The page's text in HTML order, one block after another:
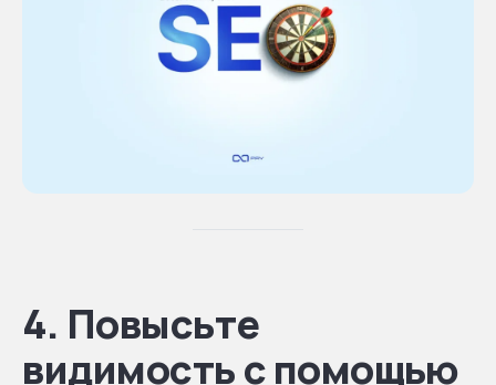
4. Повысьте
видимость с помощью